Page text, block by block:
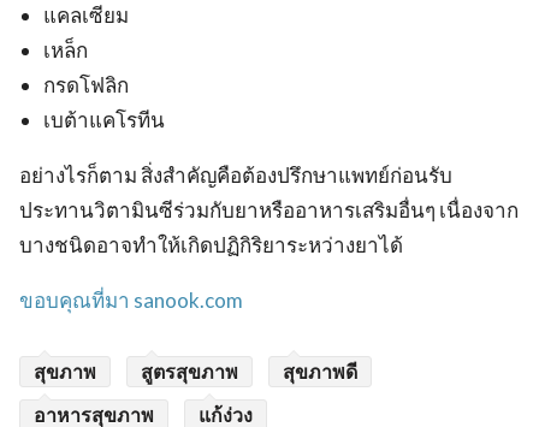
แคลเซียม
เหล็ก
กรดโฟลิก
เบต้าแคโรทีน
อย่างไรก็ตาม สิ่งสำคัญคือต้องปรึกษาแพทย์ก่อนรับ
ประทานวิตามินซีร่วมกับยาหรืออาหารเสริมอื่นๆ เนื่องจาก
บางชนิดอาจทำให้เกิดปฏิกิริยาระหว่างยาได้
ขอบคุณที่มา sanook.com
สุขภาพ สูตรสุขภาพ
สุขภาพดี
อาหารสุขภาพ
แก้ง่วง